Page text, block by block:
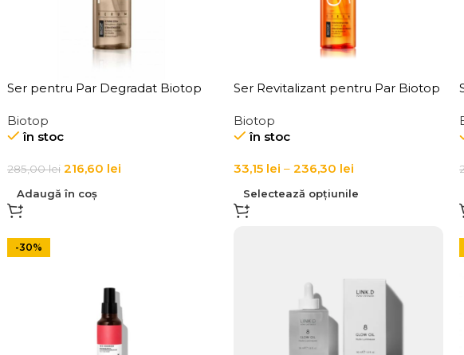
Ser pentru Par Degradat Biotop
Biotop
în stoc
285,00lei 216,60 lei
Adaugă în coș
Ser Revitalizant pentru Par Biotop
Biotop
în stoc
33,15 lei – 236,30 lei
Selectează opțiunile
-30%